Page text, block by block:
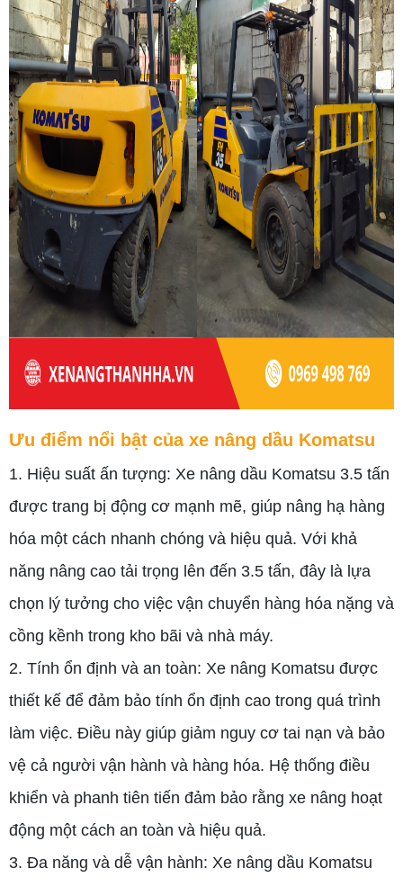
Ưu điểm nổi bật của xe nâng dầu Komatsu
1. Hiệu suất ấn tượng: Xe nâng dầu Komatsu 3.5 tấn
được trang bị động cơ mạnh mẽ, giúp nâng hạ hàng
hóa một cách nhanh chóng và hiệu quả. Với khả
năng nâng cao tải trọng lên đến 3.5 tấn, đây là lựa
chọn lý tưởng cho việc vận chuyển hàng hóa nặng và
cồng kềnh trong kho bãi và nhà máy.
2. Tính ổn định và an toàn: Xe nâng Komatsu được
thiết kế để đảm bảo tính ổn định cao trong quá trình
làm việc. Điều này giúp giảm nguy cơ tai nạn và bảo
vệ cả người vận hành và hàng hóa. Hệ thống điều
khiển và phanh tiên tiến đảm bảo rằng xe nâng hoạt
động một cách an toàn và hiệu quả.
3. Đa năng và dễ vận hành: Xe nâng dầu Komatsu